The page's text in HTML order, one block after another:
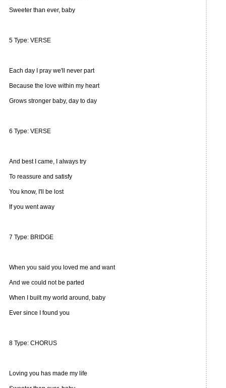
Sweeter than ever, baby
5 Type: VERSE
Each day I pray we'll never part
Because the love within my heart
Grows stronger baby, day to day
6 Type: VERSE
And best I came, I always try
To reassure and satisfy
You know, I'll be lost
If you went away
7 Type: BRIDGE
When you said you loved me and want
And we could not be parted
When I built my world around, baby
Ever since I found you
8 Type: CHORUS
Loving you has made my life